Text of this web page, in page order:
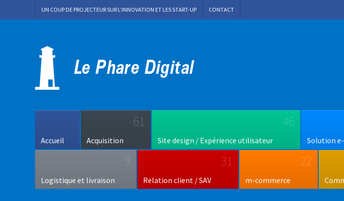
UN COUP DE PROJECTEUR SUR L’INNOVATION ET LES START-UP CONTACT
Accueil
61
Acquisition
46
Site design / Expérience utilisateur Solution
9
Logistique et livraison
31
Relation client / SAV
22
m-commerce